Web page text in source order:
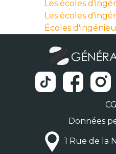
Les écoles
Les écoles
Écoles
Données
1 Rue de la